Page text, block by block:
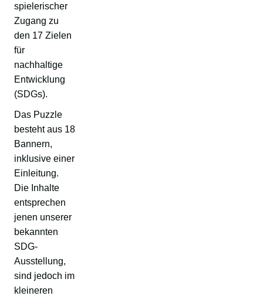
spielerischer
Zugang zu
den 17 Zielen
für
nachhaltige
Entwicklung
(SDGs).
Das Puzzle
besteht aus 18
Bannern,
inklusive einer
Einleitung.
Die Inhalte
entsprechen
jenen unserer
bekannten
SDG-
Ausstellung,
sind jedoch im
kleineren